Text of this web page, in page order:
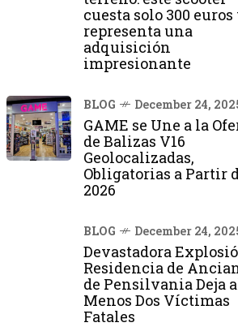
cuesta solo 300 euros
representa una
adquisición
impresionante
BLOG December 24,
GAME se Une a la
de Balizas V16
Geolocalizadas,
Obligatorias a Partir
2026
BLOG December 24,
Devastadora
Residencia de
de Pensilvania Deja
Menos Dos Víctimas
Fatales